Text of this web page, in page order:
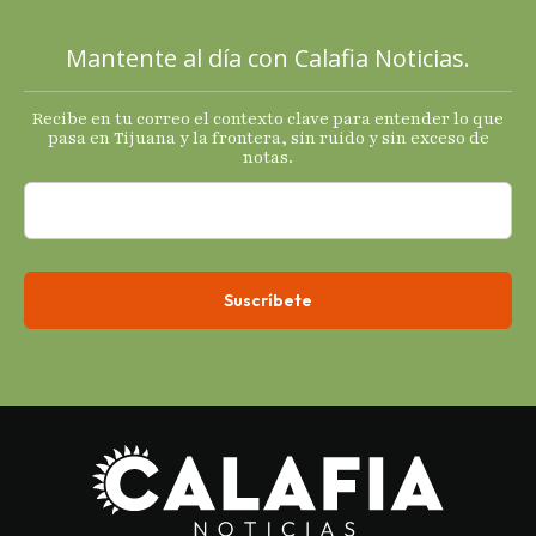
termómetro
s
económicos.
Mantente al día con Calafia Noticias.
Recibe en tu correo el contexto clave para entender lo que
pasa en Tijuana y la frontera, sin ruido y sin exceso de
notas.